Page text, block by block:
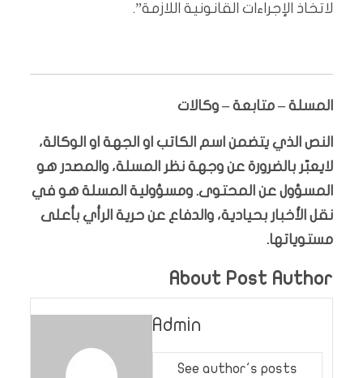
لاتخاذ الإجراءات القانونية اللازمة”.
المسلة – متابعة – وكالات
النص الذي يتضمن اسم الكاتب او الجهة او الوكالة،
لايعبّر بالضرورة عن وجهة نظر المسلة، والمصدر هو
المسؤول عن المحتوى. ومسؤولية المسلة هو في
نقل الأخبار بحيادية، والدفاع عن حرية الرأي بأعلى
مستوياتها.
About Post Author
Admin
See author's posts